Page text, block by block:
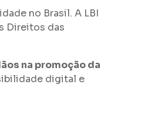
no Brasil. A LBI
Direitos das
na promoção da
digital e